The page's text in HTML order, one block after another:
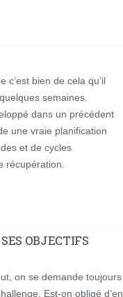
c’est bien de cela qu’il
semaines.
dans un précédent
une vraie planification
et de cycles
récupération.
OBJECTIFS
on se demande toujours
Est-on obligé d’en